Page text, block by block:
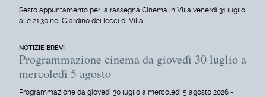
Sesto appuntamento per la rassegna Cinema in Villa venerdì 31 luglio
alle 21.30 nel Giardino dei lecci di Villa…
NOTIZIE BREVI
Programmazione cinema da giovedì 30 luglio a
mercoledì 5 agosto
Programmazione da giovedì 30 luglio a mercoledì 5 agosto 2026 -